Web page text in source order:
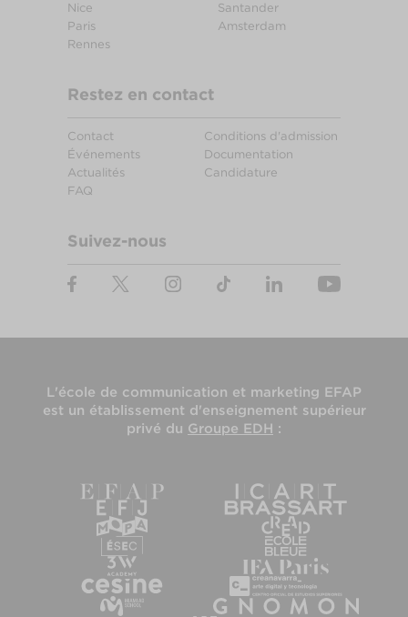
Nice
Paris
Rennes
Santander
Amsterdam
Restez en contact
Contact
Événements
Actualités
FAQ
Conditions d'admission
Documentation
Candidature
Suivez-nous
L'école de communication et marketing EFAP
est un établissement d'enseignement supérieur
privé du Groupe EDH :